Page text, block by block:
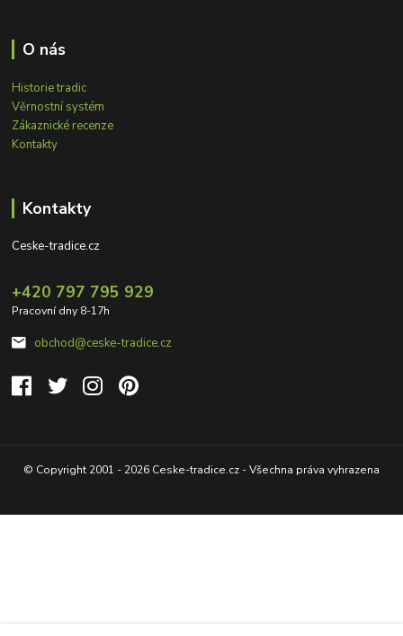
O nás
Historie tradic
Věrnostní systém
Zákaznické recenze
Kontakty
Kontakty
Ceske-tradice.cz
+420 797 795 929
Pracovní dny 8-17h
obchod@ceske-tradice.cz
© Copyright 2001 - 2026 Ceske-tradice.cz - Všechna práva vyhrazena